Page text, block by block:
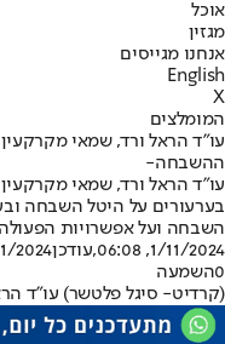
אוכל
מגזין
אנחנו מגייסים
English
X
המומלצים
עו”ד הראל ורד, שמאי
ההשבחה-
עו"ד הראל ורד, שמאי
בערעורים על היטל השבחה
השבחה ועל אפשרויות
1/11/2024, 06:08
,עודכן08:31
0השמעה
(קרדיט- סיגל פלטשר) עו"ד